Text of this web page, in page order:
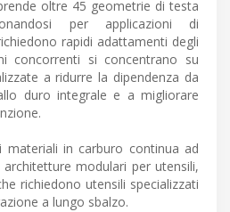
oltre 45 geometrie di testa
per applicazioni di
rapidi adattamenti degli
concorrenti si concentrano su
a ridurre la dipendenza da
duro integrale e a migliorare
materiali in carburo continua ad
architetture modulari per utensili,
richiedono utensili specializzati
a lungo sbalzo.